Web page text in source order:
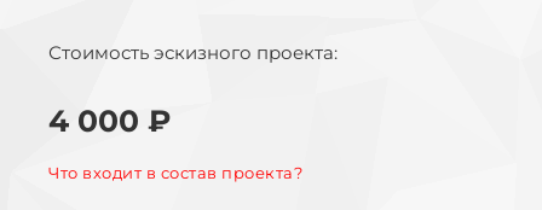
Стоимость эскизного проекта:
4 000 ₽
Что входит в состав проекта?